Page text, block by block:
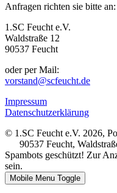
Anfragen richten sie bitte an:
1.SC Feucht e.V.
Waldstraße 12
90537 Feucht
oder per Mail:
vorstand@scfeucht.de
Impressum
Datenschutzerklärung
© 1.SC Feucht e.V. 2026,
90537 Feucht,
Spambots geschützt! Zur
sein.
Mobile Menu Toggle